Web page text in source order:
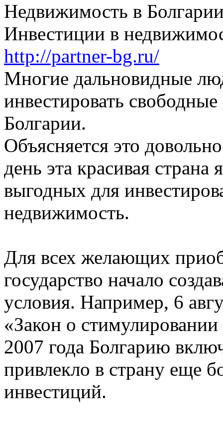
Недвижимость в
Инвестиции в
http://partner-bg.ru/
Многие дальновидные
инвестировать
Болгарии.
Объясняется это
день эта красивая страна
выгодных для
недвижимость.
Для всех желающих
государство начало
условия. Например, 6
«Закон о
2007 года Болгарию
привлекло в страну еще
инвестиций.